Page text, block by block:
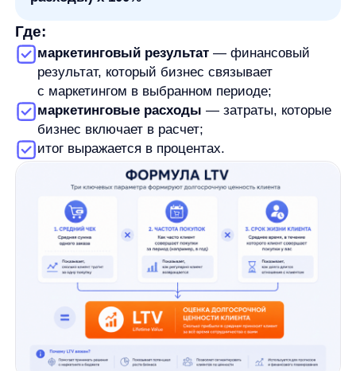
формула ROMI, сколько состав данных. Если
считать ROMI от выручки, результат покажет
отношение выручки к затратам, но не ответит,
сколько бизнес действительно заработал после
себестоимости. Если считать от прибыли или
маржинального дохода, показатель будет ближе
к экономическому смыслу окупаемости,
но потребует более точных данных.
С расходами та же проблема. Иногда в расчет
добавляют оплату подрядчиков, комиссии,
стоимость инструментов, производство креативов,
работу команды и другие связанные затраты. Оба
подхода возможны, но их нельзя смешивать
в одном сравнении. Если один канал считается
только по media spend, а другой — с учетом всех
сопутствующих затрат, сравнение будет
Перед расчетом ROMI нужно
зафиксировать три вещи: